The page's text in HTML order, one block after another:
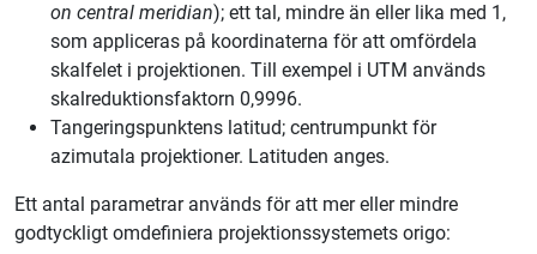
on central meridian); ett tal, mindre än eller lika med 1,
som appliceras på koordinaterna för att omfördela
skalfelet i projektionen. Till exempel i UTM används
skalreduktionsfaktorn 0,9996.
Tangeringspunktens latitud; centrumpunkt för
azimutala projektioner. Latituden anges.
Ett antal parametrar används för att mer eller mindre
godtyckligt omdefiniera projektionssystemets origo: